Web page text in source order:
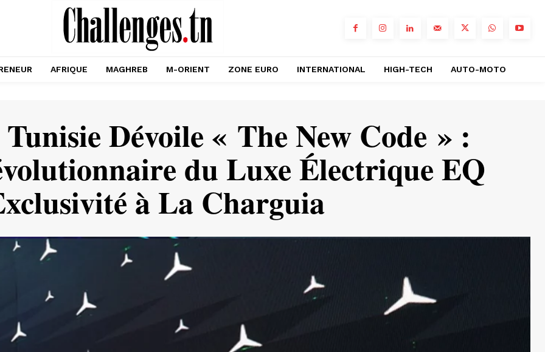
AFRIQUE MAGHREB M-ORIENT ZONE EURO INTERNATIONAL HIGH-TECH AUTO-MOTO
Dévoile « The New Code » :
du Luxe Électrique EQ
à La Charguia